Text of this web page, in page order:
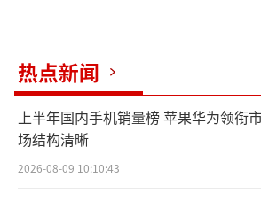
热点新闻
上半年国内手机销量榜 苹果华为领衔
场结构清晰
2026-08-09 10:10:43